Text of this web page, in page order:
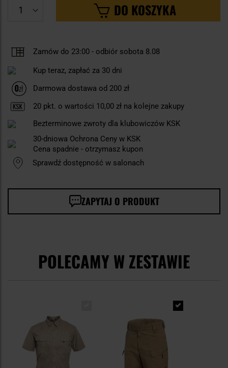
DO KOSZYKA
Zamów do 23:00 - odbiór sobota 8.08
Kup teraz, zapłać za 30 dni
Darmowa dostawa od 200 zł
20 pkt. o wartości 10,00 zł na kolejne zakupy
Bezterminowe zwroty dla klubowiczów KSK
30-dniowa Ochrona Ceny w KSK
Cena spadnie - otrzymasz kupon
Sprawdź dostępność w salonach
ZAPYTAJ O PRODUKT
POLECAMY W ZESTAWIE